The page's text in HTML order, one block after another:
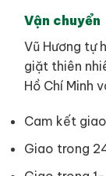
Vận chuyển
Vũ Hương tự
giặt thiên
Hồ Chí Minh
Cam kết
Giao trong